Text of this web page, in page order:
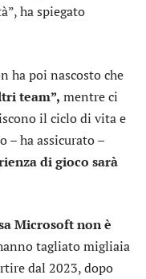
ha spiegato
ha poi nascosto che
team”, mentre ci
il ciclo di vita e
– ha assicurato –
di gioco sarà
Microsoft non è
tagliato migliaia
dal 2023, dopo